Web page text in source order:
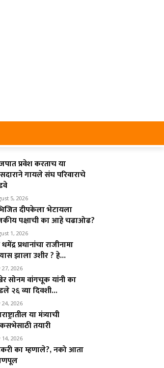
प्रवेश करताच या
गायले संघ परिवाराचे
5, 2026
दीपकेला भेटायला
पक्षाची का आहे चढाओढ?
1, 2026
प्रधानांचा राजीनामा
झाला उशीर ? हे...
27, 2026
सोनम वांगचूक यांनी का
२६ व्या दिवशी...
24, 2026
या मंत्र्याची
तयारी
14, 2026
का म्हणाले?, नको आता